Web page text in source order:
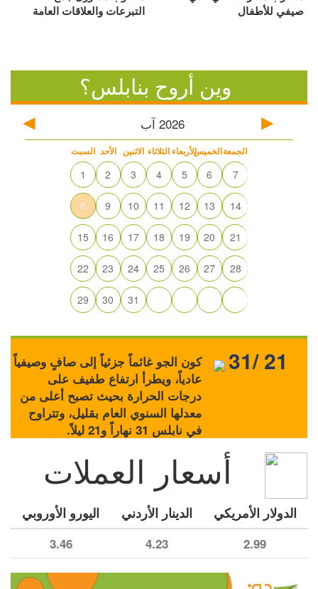
صيفي للأطفال
التبرعات والعلاقات العامة
وين أروح بنابلس؟
2026 آب
السبت الأحد الاثنين الثلاثاء الأربعاءالخميسالجمعة
1 2 3 4 5 6 7
8 9 10 11 12 13 14
15 16 17 18 19 20 21
22 23 24 25 26 27 28
29 30 31
كون الجو غائماً جزئياً إلى صافٍ وصيفياً
عادياً، ويطرأ ارتفاع طفيف على
درجات الحرارة بحيث تصبح أعلى من
معدلها السنوي العام بقليل، وتتراوح
في نابلس 31 نهاراً و21 ليلاً.
31/ 21
أسعار العملات
الدولار الأمريكي الدينار الأردني اليورو الأوروبي
2.99
4.23
3.46